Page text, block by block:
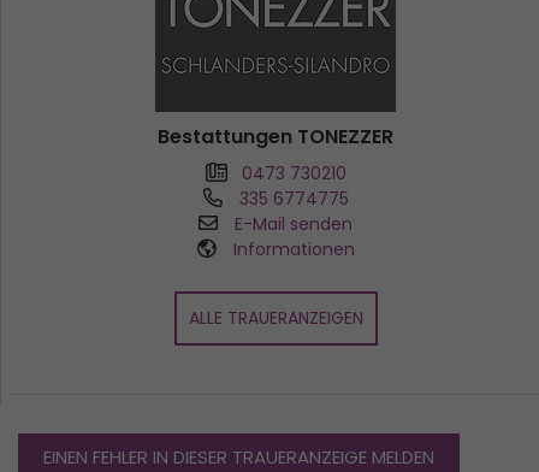
Bestattungen TONEZZER
0473 730210
335 6774775
E-Mail senden
Informationen
ALLE TRAUERANZEIGEN
EINEN FEHLER IN DIESER TRAUERANZEIGE MELDEN